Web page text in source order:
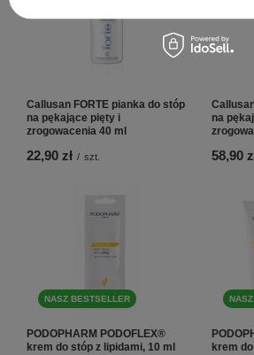
Callusan FORTE pianka do stóp
na pękające pięty i
zrogowacenia 40 ml
22,90 zł / szt.
na
58,90
NASZ BESTSELLER
PODOPHARM PODOFLEX®
krem do stóp z lipidami, 10 ml
krem